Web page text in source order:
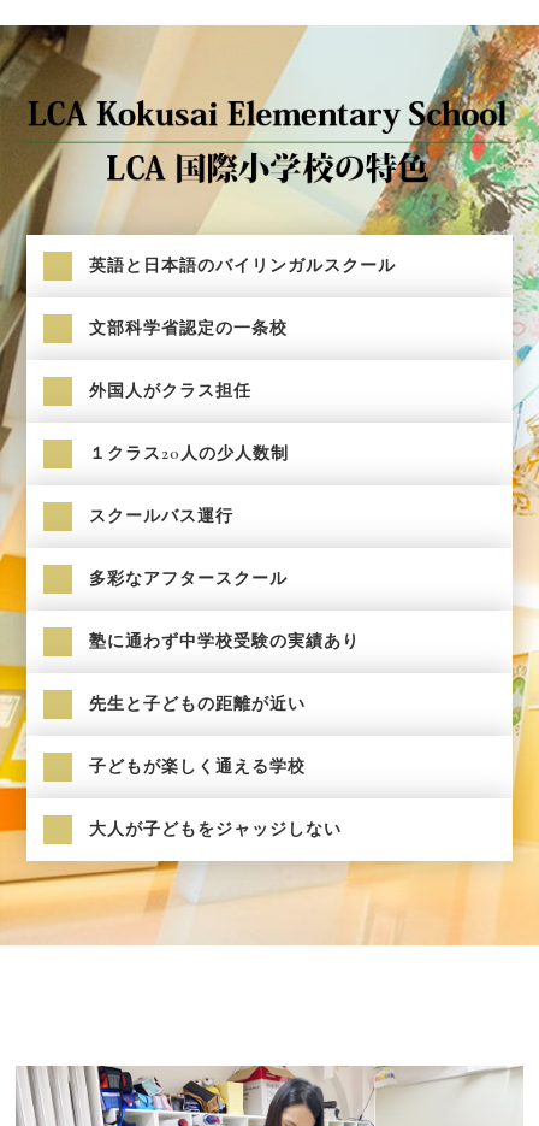
英語と日本語のバイリンガルスクール
文部科学省認定の一条校
外国人がクラス担任
１クラス20人の少人数制
スクールバス運行
多彩なアフタースクール
塾に通わず中学校受験の実績あり
先生と子どもの距離が近い
子どもが楽しく通える学校
大人が子どもをジャッジしない